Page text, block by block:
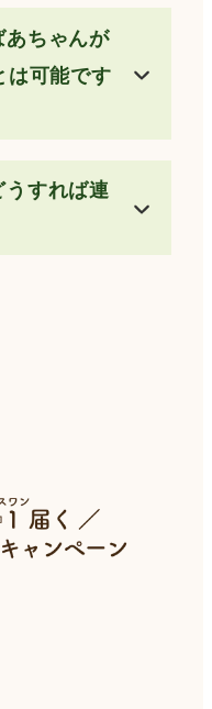
ちゃんが
は可能です
すれば連